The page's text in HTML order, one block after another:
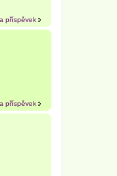
příspěvek
příspěvek